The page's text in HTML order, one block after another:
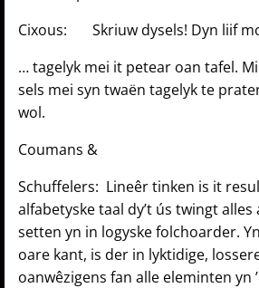
Cixous: Skriuw dysels! Dyn liif
… tagelyk mei it petear oan tafel.
sels mei syn twaën tagelyk te
wol.
Coumans &
Schuffelers: Lineêr tinken is it
alfabetyske taal dy’t ús twingt
setten yn in logyske folchoarder.
oare kant, is der in lyktidige,
oanwêzigens fan alle eleminten yn